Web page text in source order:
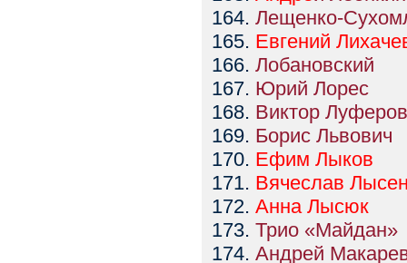
Лещенко-
Евгений
Лобановский
Юрий Лорес
Виктор Луферов
Борис Львович
Ефим Лыков
Вячеслав
Анна Лысюк
Трио «Майдан»
Андрей